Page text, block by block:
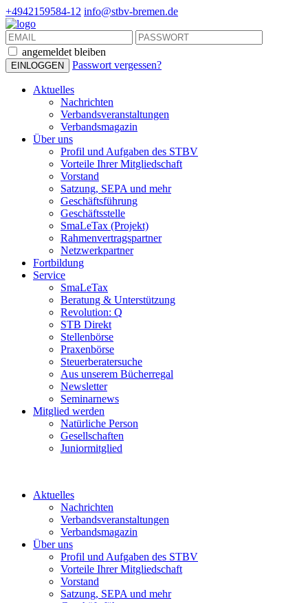
+4942159584-12 info@stbv-bremen.de
angemeldet bleiben
Passwort vergessen?
Aktuelles
Nachrichten
Verbandsveranstaltungen
Verbandsmagazin
Über uns
Profil und Aufgaben des STBV
Vorteile Ihrer Mitgliedschaft
Vorstand
Satzung, SEPA und mehr
Geschäftsführung
Geschäftsstelle
SmaLeTax (Projekt)
Rahmenvertragspartner
Netzwerkpartner
Fortbildung
Service
SmaLeTax
Beratung & Unterstützung
Revolution: Q
STB Direkt
Stellenbörse
Praxenbörse
Steuerberatersuche
Aus unserem Bücherregal
Newsletter
Seminarnews
Mitglied werden
Natürliche Person
Gesellschaften
Juniormitglied
Aktuelles
Nachrichten
Verbandsveranstaltungen
Verbandsmagazin
Über uns
Profil und Aufgaben des STBV
Vorteile Ihrer Mitgliedschaft
Vorstand
Satzung, SEPA und mehr